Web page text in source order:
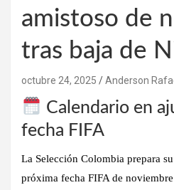
amistoso de
tras baja de
octubre 24, 2025 Anderson
Calendario en
fecha FIFA
La Selección Colombia prepara
próxima fecha FIFA de